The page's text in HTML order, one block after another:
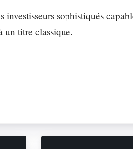
sophistiqués
un titre classique.